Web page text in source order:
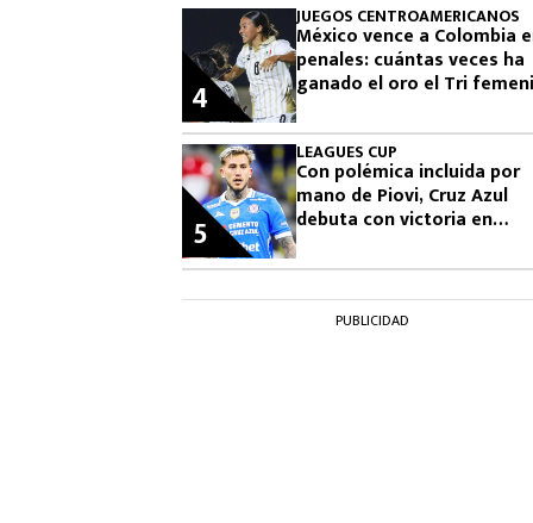
JUEGOS CENTROAMERICANOS
México vence a Colombia
penales: cuántas veces ha
ganado el oro el Tri
Centroamericanos
4
LEAGUES CUP
Con polémica incluida por
mano de Piovi, Cruz Azul
debuta con victoria en
jugar
5
PUBLICIDAD